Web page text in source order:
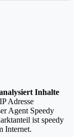
Inhalte
Adresse
Agent Speedy
ist speedy
Internet.